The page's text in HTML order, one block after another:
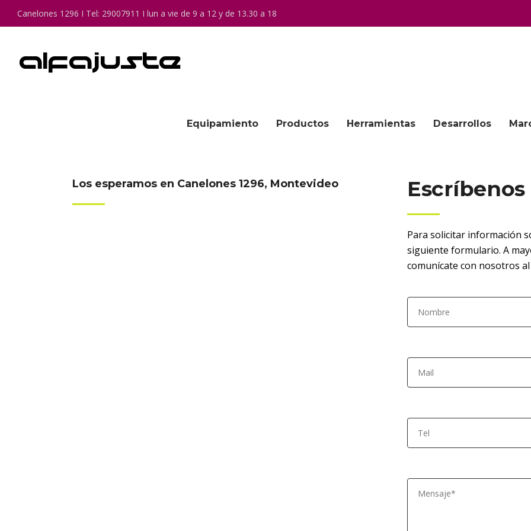
Canelones 1296 I Tel: 29007911 I lun a vie de 9 a 12 y de 13.30 a 18
Equipamiento Productos Herramientas Desarrollos
Los esperamos en Canelones 1296, Montevideo Escríbenos
Para solicitar información
siguiente formulario. A
comunícate con nosotros al